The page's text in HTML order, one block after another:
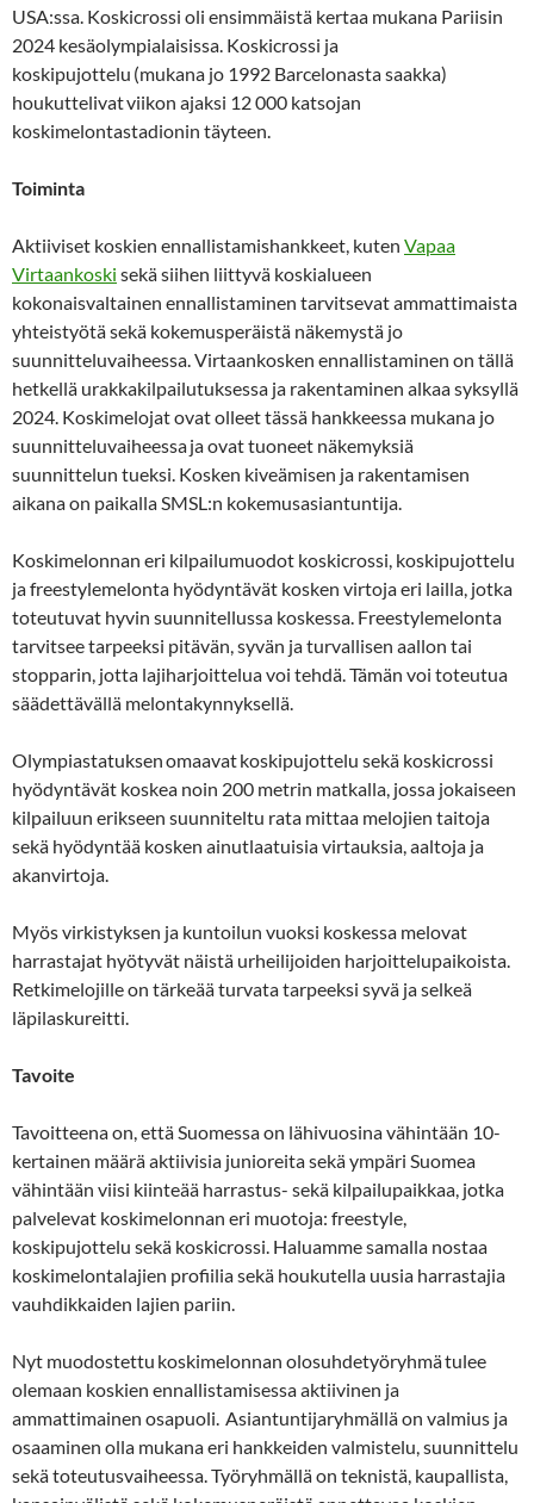
USA:ssa. Koskicrossi oli ensimmäistä kertaa mukana Pariisin
2024 kesäolympialaisissa. Koskicrossi ja
koskipujottelu (mukana jo 1992 Barcelonasta saakka)
houkuttelivat viikon ajaksi 12 000 katsojan
koskimelontastadionin täyteen.
Toiminta
Aktiiviset koskien ennallistamishankkeet, kuten Vapaa
Virtaankoski sekä siihen liittyvä koskialueen
kokonaisvaltainen ennallistaminen tarvitsevat ammattimaista
yhteistyötä sekä kokemusperäistä näkemystä jo
suunnitteluvaiheessa. Virtaankosken ennallistaminen on tällä
hetkellä urakkakilpailutuksessa ja rakentaminen alkaa syksyllä
2024. Koskimelojat ovat olleet tässä hankkeessa mukana jo
suunnitteluvaiheessa ja ovat tuoneet näkemyksiä
suunnittelun tueksi. Kosken kiveämisen ja rakentamisen
aikana on paikalla SMSL:n kokemusasiantuntija.
Koskimelonnan eri kilpailumuodot koskicrossi, koskipujottelu
ja freestylemelonta hyödyntävät kosken virtoja eri lailla, jotka
toteutuvat hyvin suunnitellussa koskessa. Freestylemelonta
tarvitsee tarpeeksi pitävän, syvän ja turvallisen aallon tai
stopparin, jotta lajiharjoittelua voi tehdä. Tämän voi toteutua
säädettävällä melontakynnyksellä.
Olympiastatuksen omaavat koskipujottelu sekä koskicrossi
hyödyntävät koskea noin 200 metrin matkalla, jossa jokaiseen
kilpailuun erikseen suunniteltu rata mittaa melojien taitoja
sekä hyödyntää kosken ainutlaatuisia virtauksia, aaltoja ja
akanvirtoja.
Myös virkistyksen ja kuntoilun vuoksi koskessa melovat
harrastajat hyötyvät näistä urheilijoiden harjoittelupaikoista.
Retkimelojille on tärkeää turvata tarpeeksi syvä ja selkeä
läpilaskureitti.
Tavoite
Tavoitteena on, että Suomessa on lähivuosina vähintään 10-
kertainen määrä aktiivisia junioreita sekä ympäri Suomea
vähintään viisi kiinteää harrastus- sekä kilpailupaikkaa, jotka
palvelevat koskimelonnan eri muotoja: freestyle,
koskipujottelu sekä koskicrossi. Haluamme samalla nostaa
koskimelontalajien profiilia sekä houkutella uusia harrastajia
vauhdikkaiden lajien pariin.
Nyt muodostettu koskimelonnan olosuhdetyöryhmä tulee
olemaan koskien ennallistamisessa aktiivinen ja
ammattimainen osapuoli. Asiantuntijaryhmällä on valmius ja
osaaminen olla mukana eri hankkeiden valmistelu, suunnittelu
sekä toteutusvaiheessa. Työryhmällä on teknistä, kaupallista,